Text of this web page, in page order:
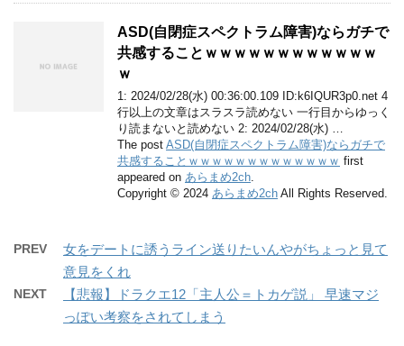
ASD(自閉症スペクトラム障害)ならガチで
共感することｗｗｗｗｗｗｗｗｗｗｗｗ
ｗ
1: 2024/02/28(水) 00:36:00.109 ID:k6IQUR3p0.net 4
行以上の文章はスラスラ読めない 一行目からゆっく
り読まないと読めない 2: 2024/02/28(水) …
The post ASD(自閉症スペクトラム障害)ならガチで
共感することｗｗｗｗｗｗｗｗｗｗｗｗｗ first
appeared on あらまめ2ch
Copyright © 2024 あらまめ2ch All Rights Reserved.
PREV
女をデートに誘うライン送りたいんやがちょっと見て
意見をくれ
NEXT
【悲報】ドラクエ12「主人公＝トカゲ説」 早速マジ
っぽい考察をされてしまう